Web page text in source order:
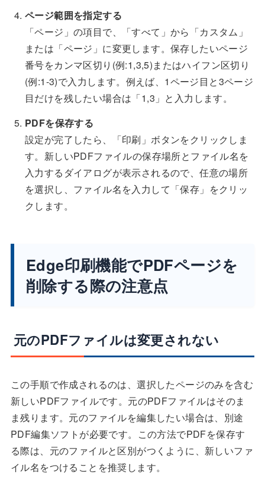
ページ範囲を指定する
「ページ」の項目で、「すべて」から「カスタム」
または「ページ」に変更します。保存したいページ
番号をカンマ区切り(例:1,3,5)またはハイフン区切り
(例:1-3)で入力します。例えば、1ページ目と3ページ
目だけを残したい場合は「1,3」と入力します。
PDFを保存する
設定が完了したら、「印刷」ボタンをクリックしま
す。新しいPDFファイルの保存場所とファイル名を
入力するダイアログが表示されるので、任意の場所
を選択し、ファイル名を入力して「保存」をクリッ
クします。
Edge印刷機能でPDFページを
削除する際の注意点
元のPDFファイルは変更されない
この手順で作成されるのは、選択したページのみを含む
新しいPDFファイルです。元のPDFファイルはそのま
ま残ります。元のファイルを編集したい場合は、別途
PDF編集ソフトが必要です。この方法でPDFを保存す
る際は、元のファイルと区別がつくように、新しいファ
イル名をつけることを推奨します。